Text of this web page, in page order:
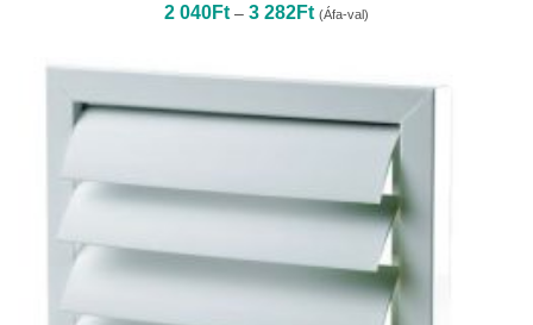
2 040Ft – 3 282FtÁrtartomány:
2
282Ft
(Áfa-val)